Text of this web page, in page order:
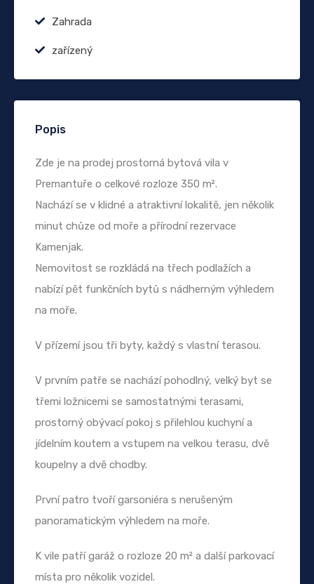
Zahrada
zařízený
Popis
Zde je na prodej prostorná bytová vila v
Premantuře o celkové rozloze 350 m².
Nachází se v klidné a atraktivní lokalitě, jen několik
minut chůze od moře a přírodní rezervace
Kamenjak.
Nemovitost se rozkládá na třech podlažích a
nabízí pět funkčních bytů s nádherným výhledem
na moře.
V přízemí jsou tři byty, každý s vlastní terasou.
V prvním patře se nachází pohodlný, velký byt se
třemi ložnicemi se samostatnými terasami,
prostorný obývací pokoj s přilehlou kuchyní a
jídelním koutem a vstupem na velkou terasu, dvě
koupelny a dvě chodby.
První patro tvoří garsoniéra s nerušeným
panoramatickým výhledem na moře.
K vile patří garáž o rozloze 20 m² a další parkovací
místa pro několik vozidel.